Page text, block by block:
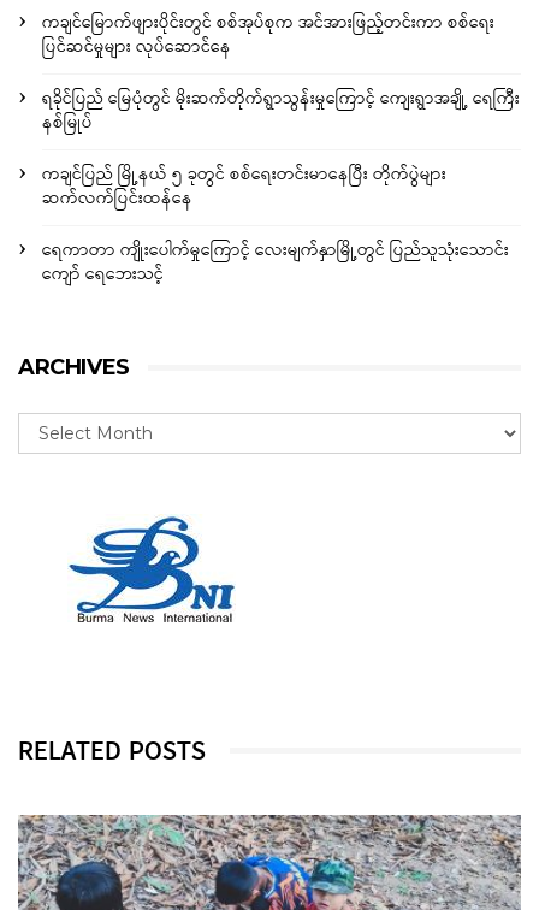
ကချင်မြောက်ဖျားပိုင်းတွင် စစ်အုပ်စုက အင်အားဖြည့်တင်းကာ စစ်ရေး
ပြင်ဆင်မှုများ လုပ်ဆောင်နေ
ရခိုင်ပြည် မြေပုံတွင် မိုးဆက်တိုက်ရွာသွန်းမှုကြောင့် ကျေးရွာအချို့ ရေကြီး
နစ်မြုပ်
ကချင်ပြည် မြို့နယ် ၅ ခုတွင် စစ်ရေးတင်းမာနေပြီး တိုက်ပွဲများ
ဆက်လက်ပြင်းထန်နေ
ရေကာတာ ကျိုးပေါက်မှုကြောင့် လေးမျက်နှာမြို့တွင် ပြည်သူသုံးသောင်း
ကျော် ရေဘေးသင့်
ARCHIVES
RELATED POSTS